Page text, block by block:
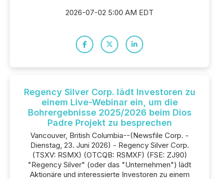
2026-07-02 5:00 AM EDT
Regency Silver Corp. lädt Investoren zu
einem Live-Webinar ein, um die
Bohrergebnisse 2025/2026 beim Dios
Padre Projekt zu besprechen
Vancouver, British Columbia--(Newsfile Corp. -
Dienstag, 23. Juni 2026) - Regency Silver Corp.
(TSXV: RSMX) (OTCQB: RSMXF) (FSE: ZJ90)
"Regency Silver" (oder das "Unternehmen") lädt
Aktionäre und interessierte Investoren zu einem